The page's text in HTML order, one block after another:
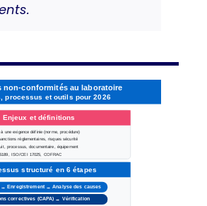
non-conformités au laboratoire
processus et outils pour 2026
Enjeux et définitions
une exigence définie (norme, procédure)
réglementaires, risques sécurité
processus, documentaire, équipement
ISO/CEI 17025, COFRAC
structuré en 6 étapes
→ Enregistrement → Analyse des causes
correctives (CAPA) → Vérification